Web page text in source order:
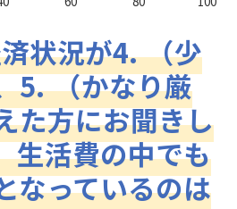
状況が4. （少
5. （かなり厳
た方にお聞きし
生活費の中でも
なっているのは